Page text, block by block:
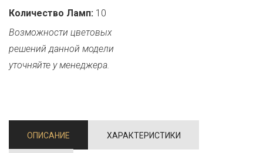
Количество Ламп: 10
Возможности цветовых
решений данной модели
уточняйте у менеджера.
ОПИСАНИЕ ХАРАКТЕРИСТИКИ